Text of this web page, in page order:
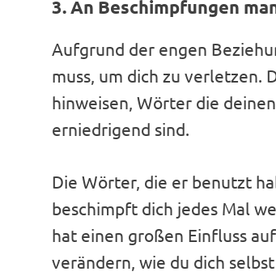
3. An Beschimpfungen
Aufgrund der engen
muss, um dich zu verletzen.
hinweisen, Wörter die
erniedrigend sind.
Die Wörter, die er benutzt
beschimpft dich jedes Mal
hat einen großen Einfluss
verändern, wie du dich